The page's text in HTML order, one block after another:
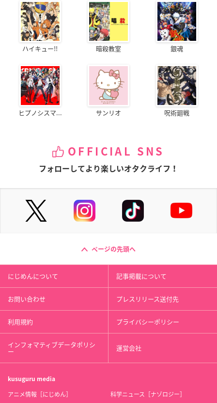
ハイキュー!! 暗殺教室 銀魂
ヒプノシスマ... サンリオ 呪術廻戦
OFFICIAL SNS
フォローしてより楽しいオタクライフ！
ページの先頭へ
にじめんについて 記事掲載について
お問い合わせ プレスリリース送付先
利用規約 プライバシーポリシー
インフォマティブデータポリシ
ー 運営会社
kusuguru media
アニメ情報［にじめん］
科学ニュース［ナゾロジー］